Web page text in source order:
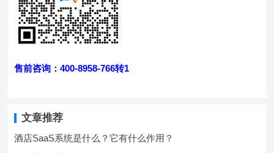
售前咨询：400-8958-766转1
文章推荐
酒店SaaS系统是什么？它有什么作用？